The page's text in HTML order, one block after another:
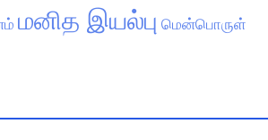
மனித இயல்பு மென்பொருள்